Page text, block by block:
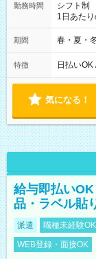
勤務時間
シフト制
1日あた
週2日～
のみ勤務可
す。 必ず
す。
期間 春・夏・
特徴 日払い
気になる！
給与即払い
品・ラベル貼
派遣 職種未経験OK
WEB登録・面接OK